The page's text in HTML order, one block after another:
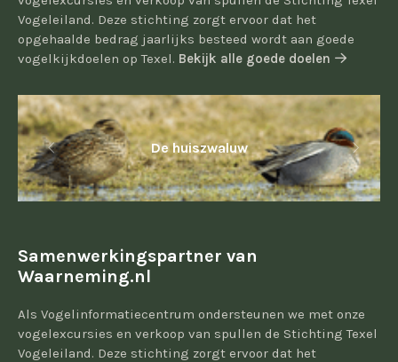
Vogeleiland. Deze stichting zorgt ervoor dat het
opgehaalde bedrag jaarlijks besteed wordt aan goede
vogelkijkdoelen op Texel. Bekijk alle goede doelen
De huiszwaluw
Samenwerkingspartner van
Waarneming.nl
Als Vogelinformatiecentrum ondersteunen we met onze
vogelexcursies en verkoop van spullen de Stichting Texel
Vogeleiland. Deze stichting zorgt ervoor dat het